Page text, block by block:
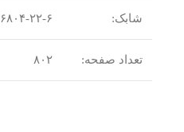
شابک: ۹۷۸-۶۲۲-
تعداد صفحه: ۸۰۲